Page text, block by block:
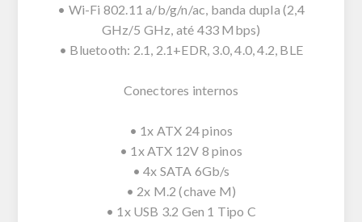
• Wi-Fi 802.11 a/b/g/n/ac, banda dupla (2,4
GHz/5 GHz, até 433 Mbps)
• Bluetooth: 2.1, 2.1+EDR, 3.0, 4.0, 4.2, BLE
Conectores internos
• 1x ATX 24 pinos
• 1x ATX 12V 8 pinos
• 4x SATA 6Gb/s
• 2x M.2 (chave M)
• 1x USB 3.2 Gen 1 Tipo C